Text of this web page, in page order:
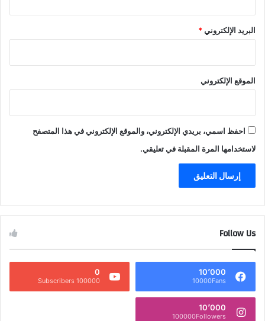
البريد الإلكتروني*
الموقع الإلكتروني
احفظ اسمي، بريدي الإلكتروني، والموقع الإلكتروني في هذا المتصفح
لاستخدامها المرة المقبلة في تعليقي.
Follow Us
10٬000
10000Fans
0
100000 Subscribers
10٬000
100000Followers